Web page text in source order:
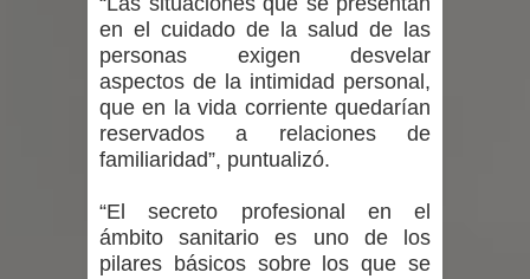
innovación en tecnología educativa
con nuevas pantallas interactivas del
Colegio El Boldo
Municipalidad de Curicó inició
proceso de vacunación escolar
en el cuidado de la salud de las
personas exigen desvelar
aspectos de la intimidad personal,
que en la vida corriente quedarían
reservados a relaciones de
familiaridad”, puntualizó.
“El secreto profesional en el
ámbito sanitario es uno de los
pilares básicos sobre los que se